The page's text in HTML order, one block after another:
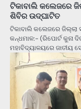
ଟିକାବାଲି କଲେଜରେ
ଶିବିର ଉଦ୍ଘାଟିତ
ଟିକାବାଲି କଲେଜରେ
କନ୍ଧମାଳ:- (ରିପୋର୍ଟ କୁନା
ମହାବିଦ୍ୟାଳୟରେ ଜାତୀୟ